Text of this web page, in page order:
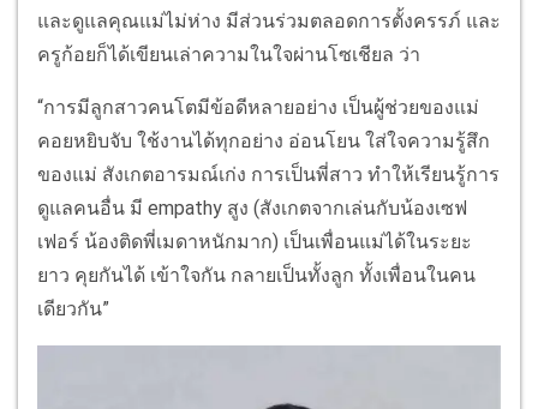
และดูแลคุณแม่ไม่ห่าง มีส่วนร่วมตลอดการตั้งครรภ์ และ
ครูก้อยก็ได้เขียนเล่าความในใจผ่านโซเชียล ว่า
“การมีลูกสาวคนโตมีข้อดีหลายอย่าง เป็นผู้ช่วยของแม่
คอยหยิบจับ ใช้งานได้ทุกอย่าง อ่อนโยน ใส่ใจความรู้สึก
ของแม่ สังเกตอารมณ์เก่ง การเป็นพี่สาว ทำให้เรียนรู้การ
ดูแลคนอื่น มี empathy สูง (สังเกตจากเล่นกับน้องเซฟ
เฟอร์ น้องติดพี่เมดาหนักมาก) เป็นเพื่อนแม่ได้ในระยะ
ยาว คุยกันได้ เข้าใจกัน กลายเป็นทั้งลูก ทั้งเพื่อนในคน
เดียวกัน”